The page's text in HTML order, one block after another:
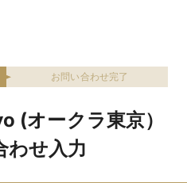
お問い合わせ完了
(オークラ東京）
わせ入力